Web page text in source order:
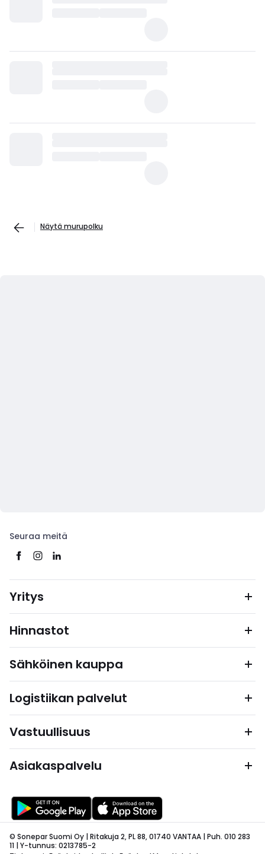
Näytä murupolku
Seuraa meitä
Yritys
Hinnastot
Sähköinen kauppa
Logistiikan palvelut
Vastuullisuus
Asiakaspalvelu
© Sonepar Suomi Oy | Ritakuja 2, PL 88, 01740 VANTAA | Puh. 010 283
11 | Y-tunnus: 0213785-2